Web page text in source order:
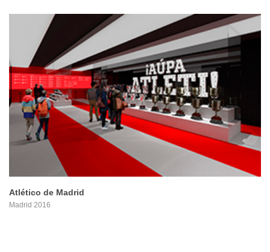
PROYECTO
Atlético de Madrid
Madrid 2016